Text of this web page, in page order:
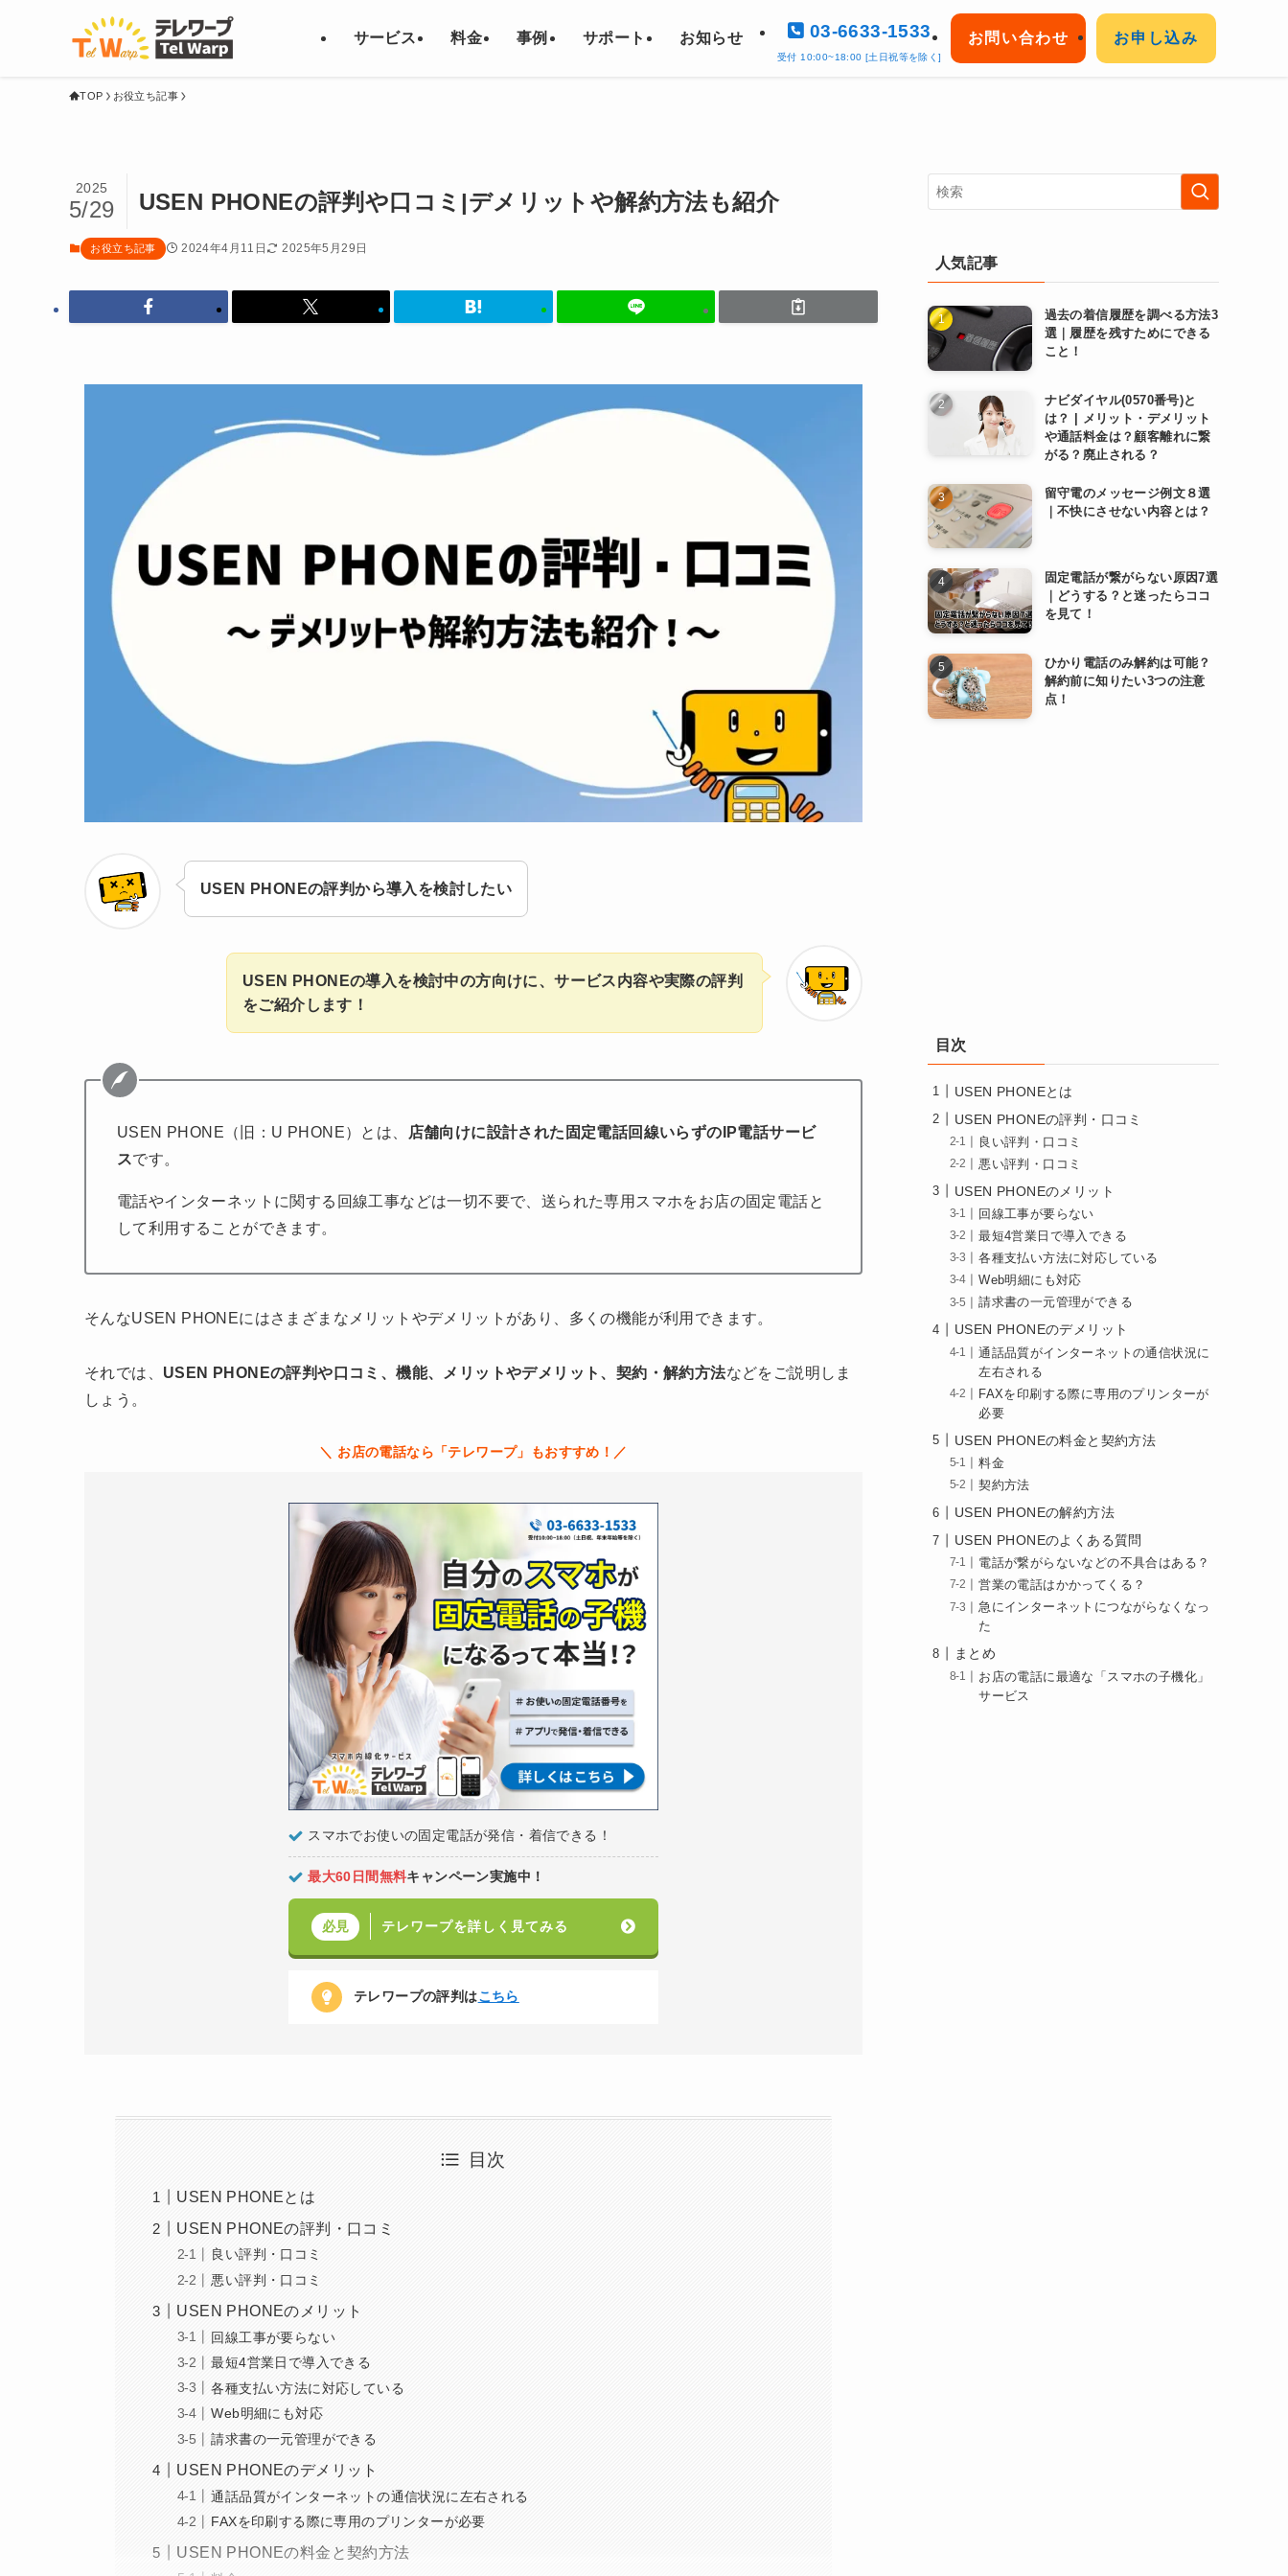
サービス 料金 事例 サポート お知らせ 03-6633-1533
受付 10:00~18:00 [土日祝等を除く]
お問い合わせ お申し込み
TOP お役立ち記事
USEN PHONEの評判や口コミ|デメリットや解約方法も紹介
2025
5/29
お役立ち記事 2024年4月11日 2025年5月29日
USEN PHONEの評判から導入を検討したい
USEN PHONEの導入を検討中の方向けに、サービス内容や実際の評判
をご紹介します！
USEN PHONE（旧：U PHONE）とは、
店舗向けに設計された固定電話回線いらずのIP電話サービ
スです。
電話やインターネットに関する回線工事などは一切不要で、送られた専用スマホをお店の固定電話と
して利用することができます。
そんなUSEN PHONEにはさまざまなメリットやデメリットがあり、多くの機能が利用できます。
それでは、 USEN PHONEの評判や口コミ、機能、メリットやデメリット、契約・解約方法などをご説明しま
しょう。
＼ お店の電話なら「テレワープ」もおすすめ！／
スマホでお使いの固定電話が発信・着信できる！
最大60日間無料キャンペーン実施中！
必見 テレワープを詳しく見てみる
テレワープの評判はこちら
目次
USEN PHONEとは
USEN PHONEの評判・口コミ
良い評判・口コミ
悪い評判・口コミ
USEN PHONEのメリット
回線工事が要らない
最短4営業日で導入できる
各種支払い方法に対応している
Web明細にも対応
請求書の一元管理ができる
USEN PHONEのデメリット
通話品質がインターネットの通信状況に左右される
FAXを印刷する際に専用のプリンターが必要
USEN PHONEの料金と契約方法
人気記事
過去の着信履歴を調べる方法3
選｜履歴を残すためにできる
こと！
ナビダイヤル(0570番号)と
は？ | メリット・デメリット
や通話料金は？顧客離れに繋
がる？廃止される？
留守電のメッセージ例文８選
｜不快にさせない内容とは？
固定電話が繋がらない原因7選
｜どうする？と迷ったらココ
を見て！
ひかり電話のみ解約は可能？
解約前に知りたい3つの注意
点！
目次
USEN PHONEとは
USEN PHONEの評判・口コミ
良い評判・口コミ
悪い評判・口コミ
USEN PHONEのメリット
回線工事が要らない
最短4営業日で導入できる
各種支払い方法に対応している
Web明細にも対応
請求書の一元管理ができる
USEN PHONEのデメリット
通話品質がインターネットの通信状況に
左右される
FAXを印刷する際に専用のプリンターが
必要
USEN PHONEの料金と契約方法
料金
契約方法
USEN PHONEの解約方法
USEN PHONEのよくある質問
電話が繋がらないなどの不具合はある？
営業の電話はかかってくる？
急にインターネットにつながらなくなっ
た
まとめ
お店の電話に最適な「スマホの子機化」
サービス